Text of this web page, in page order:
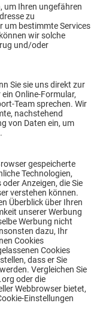
um Ihren ungefähren
zu
um bestimmte Services
wir solche
und/oder
Sie sie uns direkt zur
Online-Formular,
Team sprechen. Wir
nachstehend
von Daten ein, um
gespeicherte
Technologien,
Anzeigen, die Sie
verstehen können.
Überblick über Ihren
unserer Werbung
Werbung nicht
dazu, Ihr
Cookies
Cookies
dass er Sie
Vergleichen Sie
oder die
Webbrowser bietet,
Einstellungen